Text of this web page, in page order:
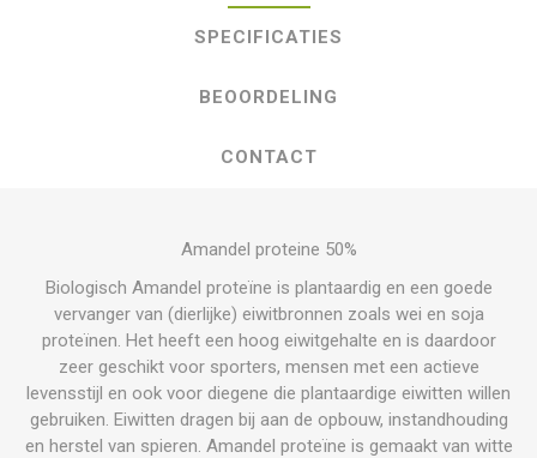
SPECIFICATIES
BEOORDELING
CONTACT
Amandel proteine 50%
Biologisch Amandel proteïne is plantaardig en een goede
vervanger van (dierlijke) eiwitbronnen zoals wei en soja
proteïnen. Het heeft een hoog eiwitgehalte en is daardoor
zeer geschikt voor sporters, mensen met een actieve
levensstijl en ook voor diegene die plantaardige eiwitten willen
gebruiken. Eiwitten dragen bij aan de opbouw, instandhouding
en herstel van spieren. Amandel proteïne is gemaakt van witte